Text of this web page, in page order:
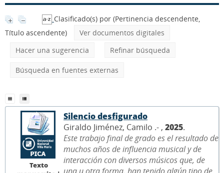
Clasificado(s) por (Pertinencia descendente,
Título ascendente)
Ver documentos digitales
Hacer una sugerencia
Refinar búsqueda
Búsqueda en fuentes externas
Texto
Silencio desfigurado
Giraldo Jiménez, Camilo .- , 2025.
Este trabajo final de grado es el resultado de
muchos años de influencia musical y de
interacción con diversos músicos que, de